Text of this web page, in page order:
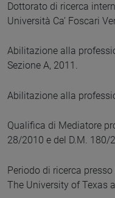
Dottorato di ricerca
Università Ca’ Foscari
Abilitazione alla
Sezione A, 2011.
Abilitazione alla
Qualifica di Mediatore
28/2010 e del D.M. 180/
Periodo di ricerca
The University of Texas